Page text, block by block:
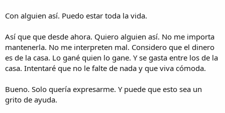
Con alguien así. Puedo estar toda la vida.
Así que que desde ahora. Quiero alguien así. No me importa
mantenerla. No me interpreten mal. Considero que el dinero
es de la casa. Lo gané quien lo gane. Y se gasta entre los de la
casa. Intentaré que no le falte de nada y que viva cómoda.
Bueno. Solo quería expresarme. Y puede que esto sea un
grito de ayuda.